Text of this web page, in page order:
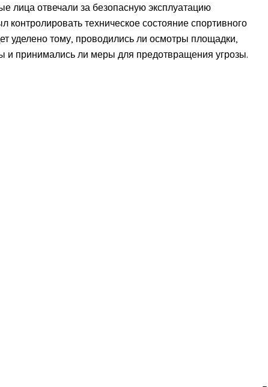
лица отвечали за безопасную эксплуатацию
контролировать техническое состояние спортивного
уделено тому, проводились ли осмотры площадки,
принимались ли меры для предотвращения угрозы.